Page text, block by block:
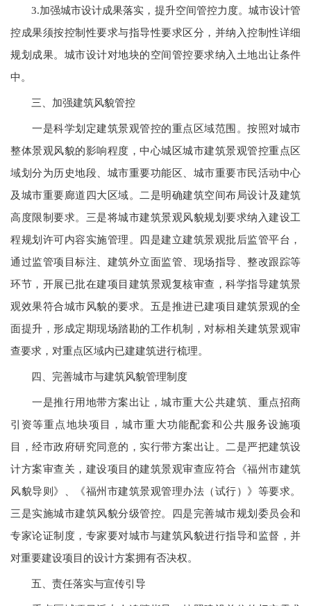
3.加强城市设计成果落实，提升空间管控力度。城市设计管
控成果须按控制性要求与指导性要求区分，并纳入控制性详细
规划成果。城市设计对地块的空间管控要求纳入土地出让条件
中。
三、加强建筑风貌管控
一是科学划定建筑景观管控的重点区域范围。按照对城市
整体景观风貌的影响程度，中心城区城市建筑景观管控重点区
域划分为历史地段、城市重要功能区、城市重要市民活动中心
及城市重要廊道四大区域。二是明确建筑空间布局设计及建筑
高度限制要求。三是将城市建筑景观风貌规划要求纳入建设工
程规划许可内容实施管理。四是建立建筑景观批后监管平台，
通过监管项目标注、建筑外立面监管、现场指导、整改跟踪等
环节，开展已批在建项目建筑景观复核审查，科学指导建筑景
观效果符合城市风貌的要求。五是推进已建项目建筑景观的全
面提升，形成定期现场踏勘的工作机制，对标相关建筑景观审
查要求，对重点区域内已建建筑进行梳理。
四、完善城市与建筑风貌管理制度
一是推行用地带方案出让，城市重大公共建筑、重点招商
引资等重点地块项目，城市重大功能配套和公共服务设施项
目，经市政府研究同意的，实行带方案出让。二是严把建筑设
计方案审查关，建设项目的建筑景观审查应符合《福州市建筑
风貌导则》、《福州市建筑景观管理办法（试行）》等要求。
三是实施城市建筑风貌分级管控。四是完善城市规划委员会和
专家论证制度，专家要对城市与建筑风貌进行指导和监督，并
对重要建设项目的设计方案拥有否决权。
五、责任落实与宣传引导